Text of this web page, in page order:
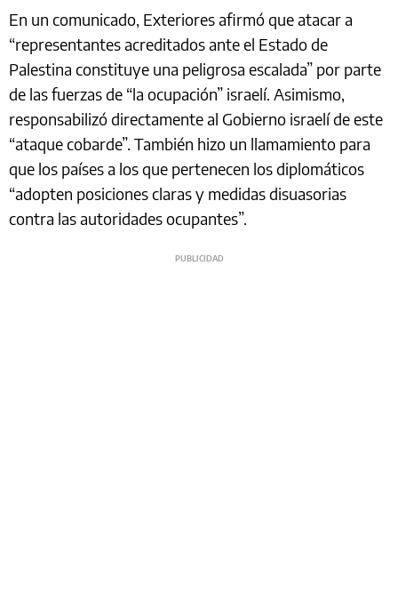
En un comunicado, Exteriores afirmó que atacar a
“representantes acreditados ante el Estado de
Palestina constituye una peligrosa escalada” por parte
de las fuerzas de “la ocupación” israelí. Asimismo,
responsabilizó directamente al Gobierno israelí de este
“ataque cobarde”. También hizo un llamamiento para
que los países a los que pertenecen los diplomáticos
“adopten posiciones claras y medidas disuasorias
contra las autoridades ocupantes”.